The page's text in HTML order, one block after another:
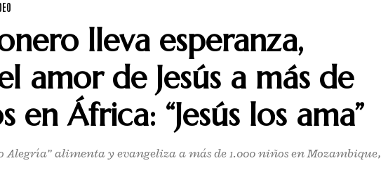
lleva esperanza,
amor de Jesús a más de
África: “Jesús los ama”
Alegría” alimenta y evangeliza a más de 1.000 niños en Mozambique,